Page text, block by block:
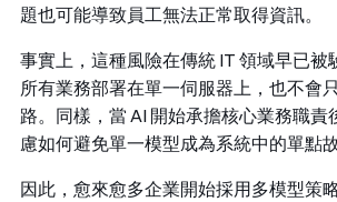
題也可能導致員工無法正常取得資訊。
事實上，這種風險在傳統 IT 領域早已被
所有業務部署在單一伺服器上，也不會
路。同樣，當 AI 開始承擔核心業務職責
慮如何避免單一模型成為系統中的單點故
因此，愈來愈多企業開始採用多模型策